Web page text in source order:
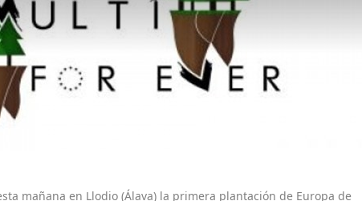
mañana en Llodio (Álava) la primera plantación de Europa de